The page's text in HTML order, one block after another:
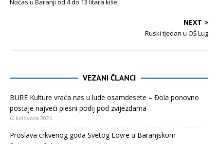
Noćas u Baranji od 4 do 13 litara kiše
NEXT
Ruski tjedan u OŠ Lug
VEZANI ČLANCI
BURE Kulture vraća nas u lude osamdesete – Đola ponovno
postaje najveći plesni podij pod zvijezdama
6. kolovoza 2026.
Proslava crkvenog goda Svetog Lovre u Baranjskom